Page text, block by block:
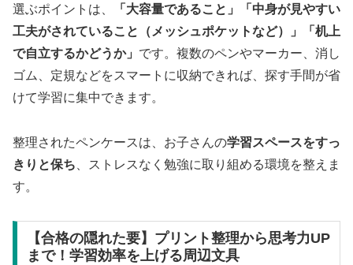
選ぶポイントは、
「大容量であること」「中身が見やすい
工夫がされていること（メッシュポケットなど）」「机上
で自立するかどうか」 です。複数のペンやマーカー、消し
ゴム、定規などをスマートに収納できれば、探す手間が省
けて学習に集中できます。
整理されたペンケースは、お子さんの学習スペースをすっ
きりと保ち 、ストレスなく勉強に取り組める環境を整えま
す。
【合格の隠れた要】プリント整理から思考力UP
まで！学習効率を上げる周辺文具